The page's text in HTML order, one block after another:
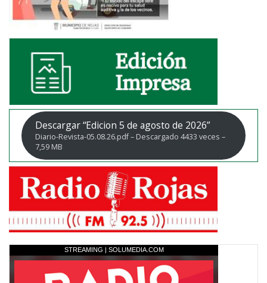
Descargar “Edicion 5 de agosto de 2026”
Diario-Revista-05.08.26.pdf – Descargado 4433 veces –
7,59 MB